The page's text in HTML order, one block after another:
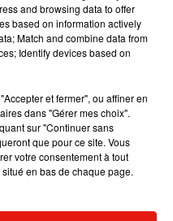
les starsa mis à
présente àChâteauroux.
été dans les
quelques photos et
qui l'attendaient de
and browsing data to offer
based on information actively
Match and combine data from
Identify devices based on
et fermer", ou affiner en
dans "Gérer mes choix".
sur "Continuer sans
que pour ce site. Vous
votre consentement à tout
en bas de chaque page.